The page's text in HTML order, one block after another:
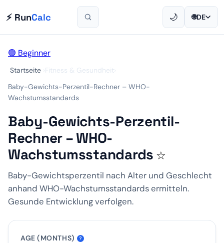
⚡ RunCalc 🌙 🌐DE
🟢 Beginner
Startseite ›Fitness & Gesundheit›
Baby-Gewichts-Perzentil-Rechner – WHO-
Wachstumsstandards
Baby-Gewichts-Perzentil-
Rechner – WHO-
Wachstumsstandards ☆
Baby-Gewichtsperzentil nach Alter und Geschlecht
anhand WHO-Wachstumsstandards ermitteln.
Gesunde Entwicklung verfolgen.
AGE (MONTHS) ?